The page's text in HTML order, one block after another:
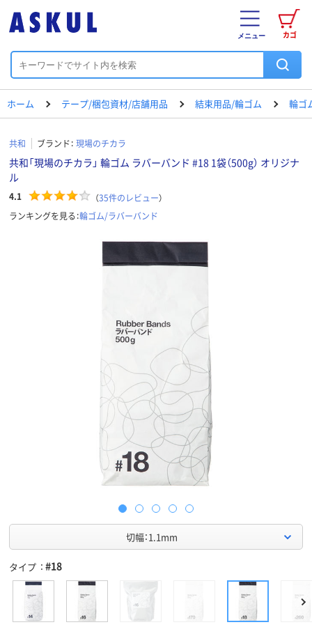
カゴ
メニュー
ホーム テープ/梱包資材/店舗用品 結束用品/輪ゴム 輪ゴ
共和 ブランド： 現場のチカラ
共和「現場のチカラ」 輪ゴム ラバーバンド #18 1袋（500g） オリジナ
ル
4.1 （35件のレビュー）
ランキングを見る：輪ゴム/ラバーバンド
切幅：1.1mm
タイプ #18